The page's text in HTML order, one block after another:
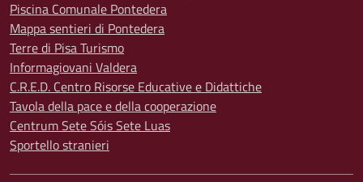
Piscina Comunale Pontedera
Mappa sentieri di Pontedera
Terre di Pisa Turismo
Informagiovani Valdera
C.R.E.D. Centro Risorse Educative e Didattiche
Tavola della pace e della cooperazione
Centrum Sete Sóis Sete Luas
Sportello stranieri